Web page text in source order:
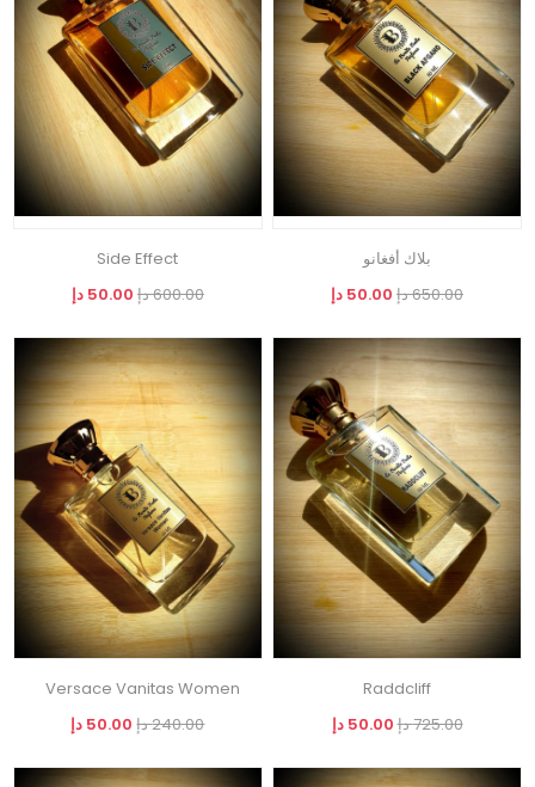
بلاك أفغانو
650.00 دإ
50.00 دإ
Side Effect
600.00 دإ
50.00 دإ
Raddcliff
725.00 دإ
50.00 دإ
Versace Vanitas Women
240.00 دإ
50.00 دإ